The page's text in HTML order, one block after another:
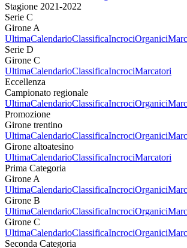
Stagione 2021-2022
Serie C
Girone A
UltimaCalendarioClassificaIncrociOrganici
Serie D
Girone C
UltimaCalendarioClassificaIncrociMarcatori
Eccellenza
Campionato regionale
UltimaCalendarioClassificaIncrociOrganici
Promozione
Girone trentino
UltimaCalendarioClassificaIncrociOrganici
Girone altoatesino
UltimaCalendarioClassificaIncrociMarcatori
Prima Categoria
Girone A
UltimaCalendarioClassificaIncrociOrganici
Girone B
UltimaCalendarioClassificaIncrociOrganici
Girone C
UltimaCalendarioClassificaIncrociOrganici
Seconda Categoria